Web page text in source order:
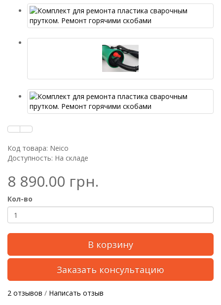
Код товара: Neico
Доступность: На складе
8 890.00 грн.
Кол-во
В корзину
Заказать консультацию
2 отзывов / Написать отзыв